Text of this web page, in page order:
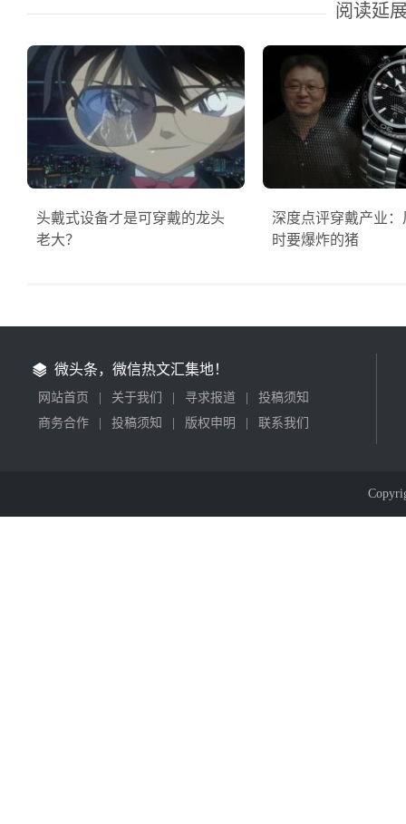
阅读延
头戴式设备才是可穿戴的龙头
老大？
深度点评穿戴产业：
时要爆炸的猪
微头条，微信热文汇集地！
网站首页 关于我们 寻求报道
投稿须知
商务合作
投稿须知 版权申明 联系我们